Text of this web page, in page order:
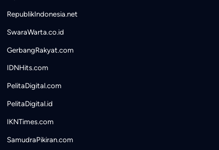
RepublikIndonesia.net
SwaraWarta.co.id
GerbangRakyat.com
IDNHits.com
PelitaDigital.com
PelitaDigital.id
IKNTimes.com
SamudraPikiran.com